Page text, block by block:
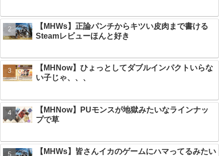
【MHWs】正論パンチからキツい皮肉まで書ける
Steamレビューほんと好き
【MHNow】ひょっとしてダブルインパクトいらな
い子じゃ、、、
【MHNow】PUモンスが地獄みたいなラインナッ
プで草
【MHWs】皆さんイカのゲームにハマってるみたい